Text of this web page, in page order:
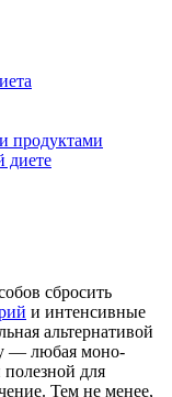
продуктами
диете
сбросить
и интенсивные
альтернативой
— любая моно-
для
Тем не менее,